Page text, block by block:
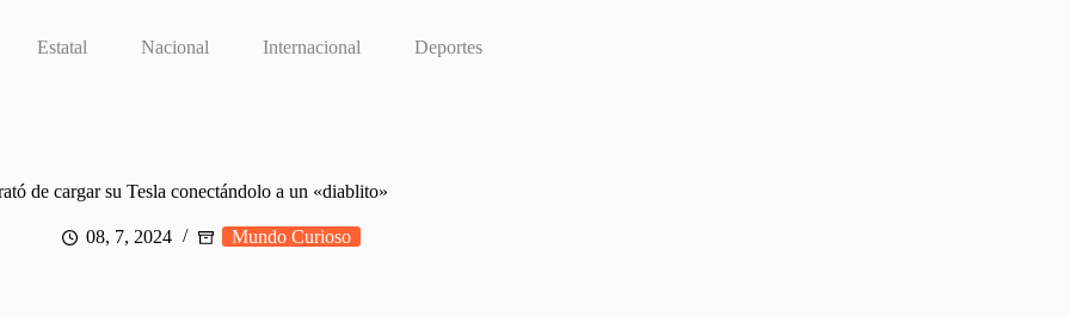
Estatal Nacional Internacional Deportes
de cargar su Tesla conectándolo a un «diablito»
08, 7, 2024 Mundo Curioso